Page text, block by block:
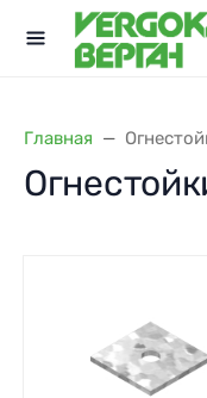
Главная